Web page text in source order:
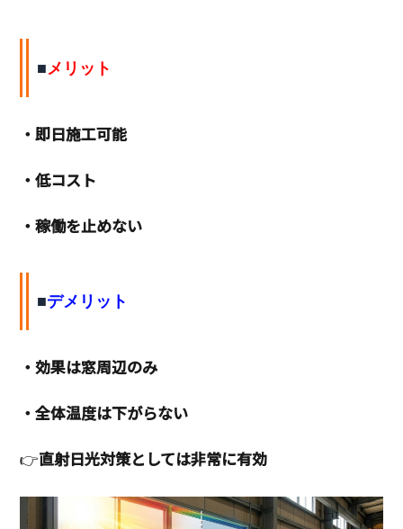
■ メリット
・即日施工可能
・低コスト
・稼働を止めない
■デメリット
・効果は窓周辺のみ
・全体温度は下がらない
👉直射日光対策としては非常に有効